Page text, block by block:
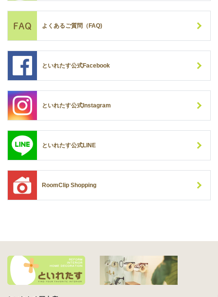
よくあるご質問（FAQ)
といれたす公式Facebook
といれたす公式Instagram
といれたす公式LINE
RoomClip Shopping